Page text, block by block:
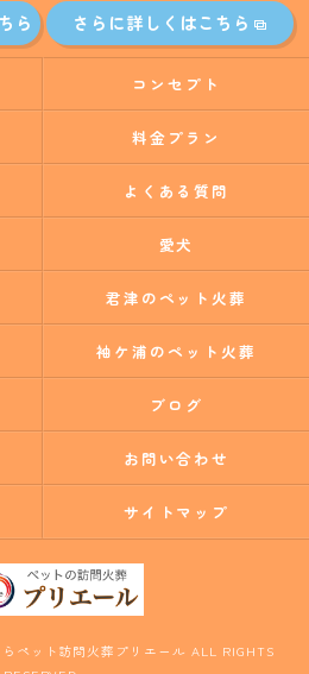
ら さらに詳しくはこちら
コンセプト
料金プラン
よくある質問
愛犬
君津のペット火葬
袖ケ浦のペット火葬
ブログ
お問い合わせ
サイトマップ
ペット訪問火葬プリエール ALL RIGHTS